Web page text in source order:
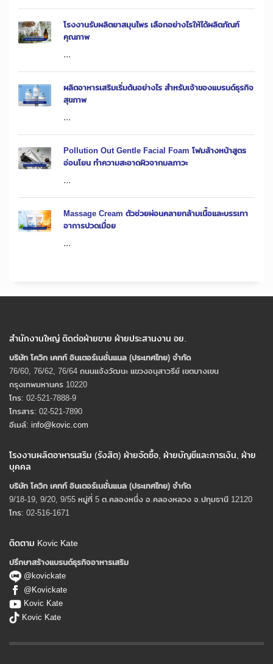
โรงงานรับผลิตยาสมุนไพร เลือกอย่างไรให้ได้ผลิตภัณฑ์
คุณภาพ
...
ผลิตอาหารเสริมเริ่มต้นอย่างไร สำหรับเจ้าของแบรนด์ธุรกิจ
สุขภาพ
...
Pollution Out Gentle Facial Foam โฟมล้างหน้าสูตร
อ่อนโยน ทำความสะอาดผิวจากมลภาวะ
...
Massage Cream ตัวช่วยผ่อนคลายกล้ามเนื้อและบรรเทา
อาการปวดเมื่อย
...
สำนักงานใหญ่ ติดต่อฝ่ายขาย ฝ่ายประสานงาน อย.
บริษัท โควิก เคทท์ อินเตอร์เนชั่นแนล (ประเทศไทย) จํากัด
76/60, 76/62, 76/64 ถนนแจ้งวัฒนะ แขวงอนุสาวรีย์ เขตบางเขน
กรุงเทพมหานคร 10220
โทร: 02-521-7888-9
โทรสาร: 02-521-7890
อีเมล์: info@kovic.com
โรงงานผลิตอาหารเสริม (รังสิต) ฝ่ายจัดซื้อ, ฝ่ายบัญชีและการเงิน, ฝ่าย
บุคคล
บริษัท โควิก เคทท์ อินเตอร์เนชั่นแนล (ประเทศไทย) จํากัด
9/18-19, 9/20, 9/55 หมู่ที่ 5 ต.คลองหนึ่ง อ.คลองหลวง จ.ปทุมธานี 12120
โทร: 02-516-1671
ติดตาม Kovic Kate
ปรึกษาสร้างแบรนด์ธุรกิจอาหารเสริม
@kovickate
@Kovickate
Kovic Kate
Kovic Kate